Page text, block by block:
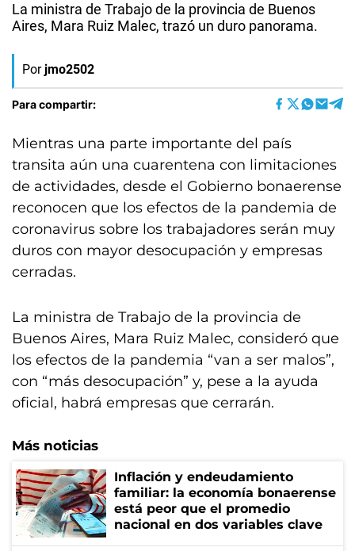
La ministra de Trabajo de la provincia de Buenos
Aires, Mara Ruiz Malec, trazó un duro panorama.
Por jmo2502
Para compartir:
Mientras una parte importante del país
transita aún una cuarentena con limitaciones
de actividades, desde el Gobierno bonaerense
reconocen que los efectos de la pandemia de
coronavirus sobre los trabajadores serán muy
duros con mayor desocupación y empresas
cerradas.
La ministra de Trabajo de la provincia de
Buenos Aires, Mara Ruiz Malec, consideró que
los efectos de la pandemia “van a ser malos”,
con “más desocupación” y, pese a la ayuda
oficial, habrá empresas que cerrarán.
Más noticias
Inflación y endeudamiento
familiar: la economía bonaerense
está peor que el promedio
nacional en dos variables clave